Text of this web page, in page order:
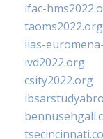
ifac-
taoms2022.org
iias-
ivd2022.org
csity2022.org